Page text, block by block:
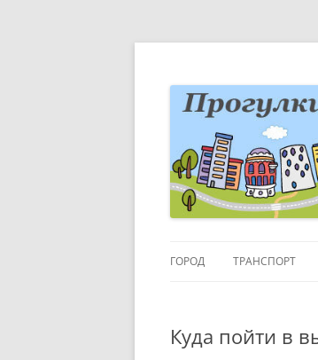
Перейти
ГОРОД
ГОРОДСКИЕ ДЕТАЛИ
ТРАНСПОРТ
Куда пойти в